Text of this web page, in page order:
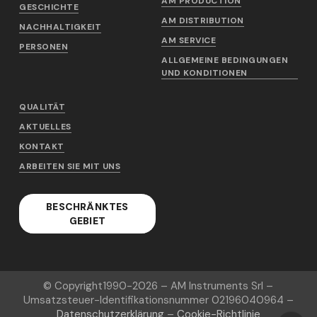
GESCHICHTE
NACHHALTIGKEIT
PERSONEN
AM DISTRIBUTION
AM SERVICE
ALLGEMEINE BEDINGUNGEN
UND KONDITIONEN
QUALITÄT
AKTUELLES
KONTAKT
ARBEITEN SIE MIT UNS
BESCHRÄNKTES
GEBIET
© Copyright1990-2026 – AM Instruments Srl –
Umsatzsteuer-Identifikationsnummer 02196040964 –